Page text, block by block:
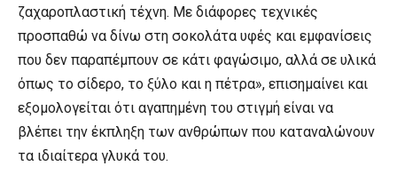
ζαχαροπλαστική τέχνη. Με διάφορες τεχνικές
προσπαθώ να δίνω στη σοκολάτα υφές και εμφανίσεις
που δεν παραπέμπουν σε κάτι φαγώσιμο, αλλά σε υλικά
όπως το σίδερο, το ξύλο και η πέτρα», επισημαίνει και
εξομολογείται ότι αγαπημένη του στιγμή είναι να
βλέπει την έκπληξη των ανθρώπων που καταναλώνουν
τα ιδιαίτερα γλυκά του.